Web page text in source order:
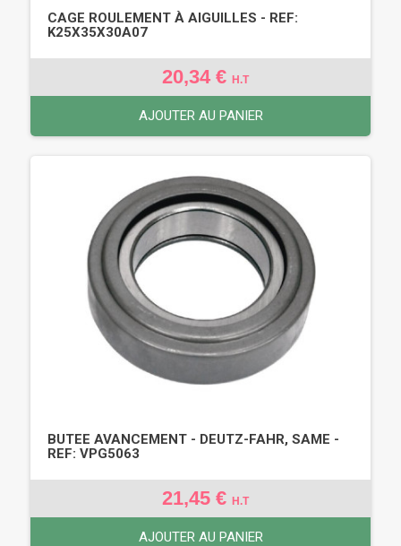
CAGE ROULEMENT À AIGUILLES - REF:
K25X35X30A07
20,34 € H.T
AJOUTER AU PANIER
BUTEE AVANCEMENT - DEUTZ-FAHR, SAME -
REF: VPG5063
21,45 € H.T
AJOUTER AU PANIER